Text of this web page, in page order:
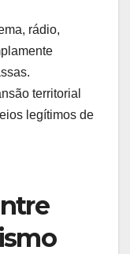
rádio,
territorial
legítimos de